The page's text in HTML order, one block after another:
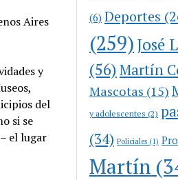
Aires
y
del
si se
el lugar
(6) Deportes
(259)José
(56)Martín
Mascotas (15)
y adolescentes (2)
(34) Policiales (1)
Martín